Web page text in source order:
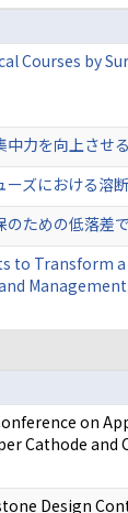
Courses by
中力を向上させ
ーズにおける溶
のための低落差
to Transform
on
Cathode
Design